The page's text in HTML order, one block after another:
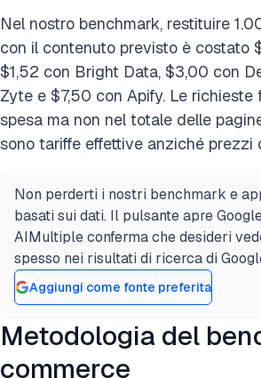
Nel nostro benchmark, restituire
con il contenuto previsto è costato
$1,52 con Bright Data, $3,00 con
Zyte e $7,50 con Apify. Le
spesa ma non nel totale delle
sono tariffe effettive anziché prezzi
Non perderti i nostri benchmark e
basati sui dati. Il pulsante apre
AIMultiple conferma che desideri
spesso nei risultati di ricerca di
Aggiungi come fonte preferita
Metodologia del
commerce